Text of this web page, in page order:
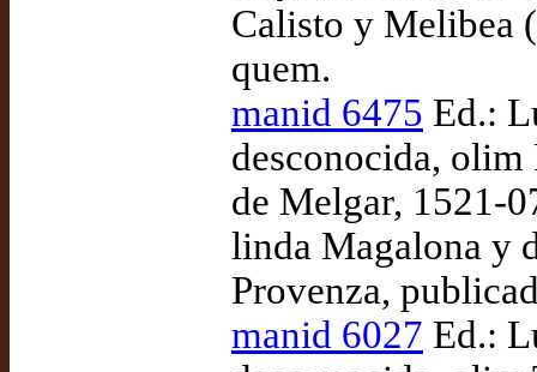
Calisto y Melibea
quem.
manid 6475 Ed.:
desconocida,
de Melgar, 1521-
linda Magalona y
Provenza,
manid 6027 Ed.: